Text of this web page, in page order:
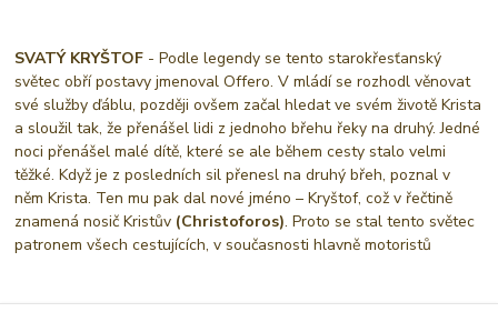
SVATÝ KRYŠTOF - Podle legendy se tento starokřesťanský
světec obří postavy jmenoval Offero. V mládí se rozhodl věnovat
své služby ďáblu, později ovšem začal hledat ve svém životě Krista
a sloužil tak, že přenášel lidi z jednoho břehu řeky na druhý. Jedné
noci přenášel malé dítě, které se ale během cesty stalo velmi
těžké. Když je z posledních sil přenesl na druhý břeh, poznal v
něm Krista. Ten mu pak dal nové jméno – Kryštof, což v řečtině
znamená nosič Kristův (Christoforos). Proto se stal tento světec
patronem všech cestujících, v současnosti hlavně motoristů